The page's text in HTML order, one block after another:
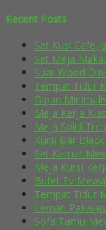
Recent Posts
Set Kusi Cafe
Set Meja
Suar Wood
Tempat Tidur
Dipan
Meja Kerja
Meja Solid
Kursi Bar
Set Kamar
Meja Kursi
Bufet Tv
Tempat Tidur
Lemari
Sofa Tamu